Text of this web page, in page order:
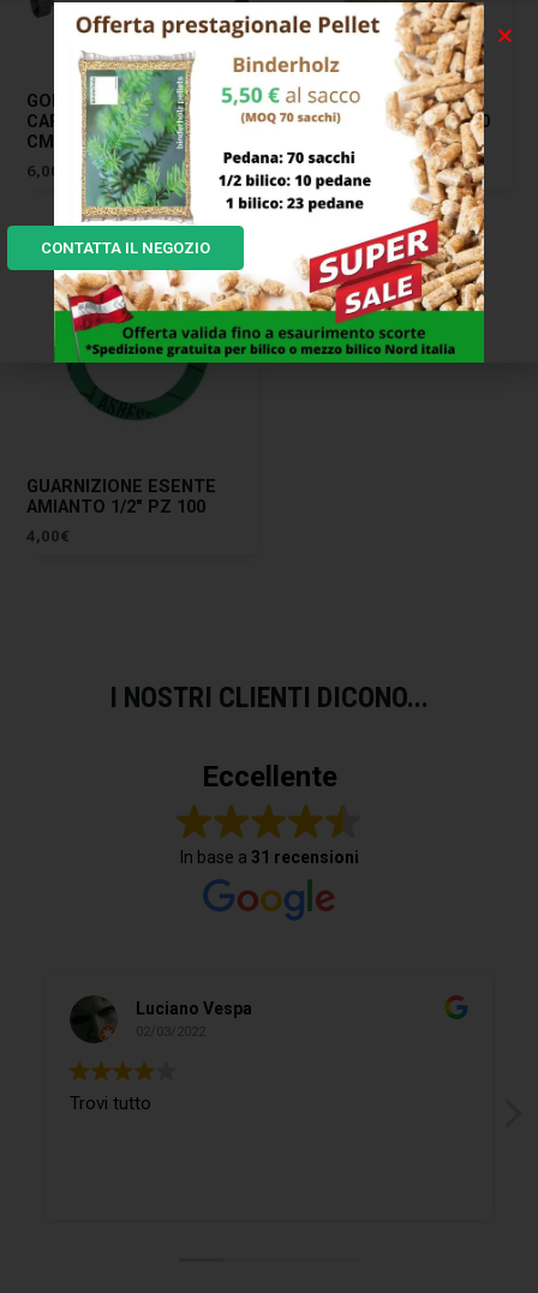
GOMMA LAVATRICE
CARICO DIRITTO+CURVO
CM 250
6,00
RACCORDO TUBO
SCARICO 3 VIE MM 18/20
3,00
GUARNIZIONE ESENTE
AMIANTO 1/2″ PZ 100
4,00€
I NOSTRI CLIENTI DICONO...
Eccellente
In base a 31 recensioni
Do Donidó
Si trova ogni cosa ed in più il Ragazzo è
CONTATTA IL NEGOZIO